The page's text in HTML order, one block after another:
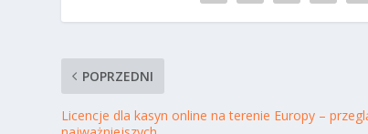
POPRZEDNI
Licencje dla kasyn online na terenie Europy –